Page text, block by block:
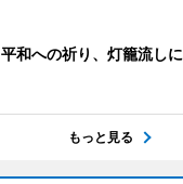
平和への祈り、灯籠流しに
もっと見る